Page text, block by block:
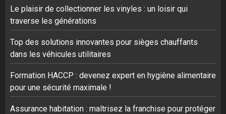
Le plaisir de collectionner les vinyles : un loisir qui
traverse les générations
Top des solutions innovantes pour sièges chauffants
dans les véhicules utilitaires
Formation HACCP : devenez expert en hygiène alimentaire
pour une sécurité maximale !
Assurance habitation : maîtrisez la franchise pour protéger